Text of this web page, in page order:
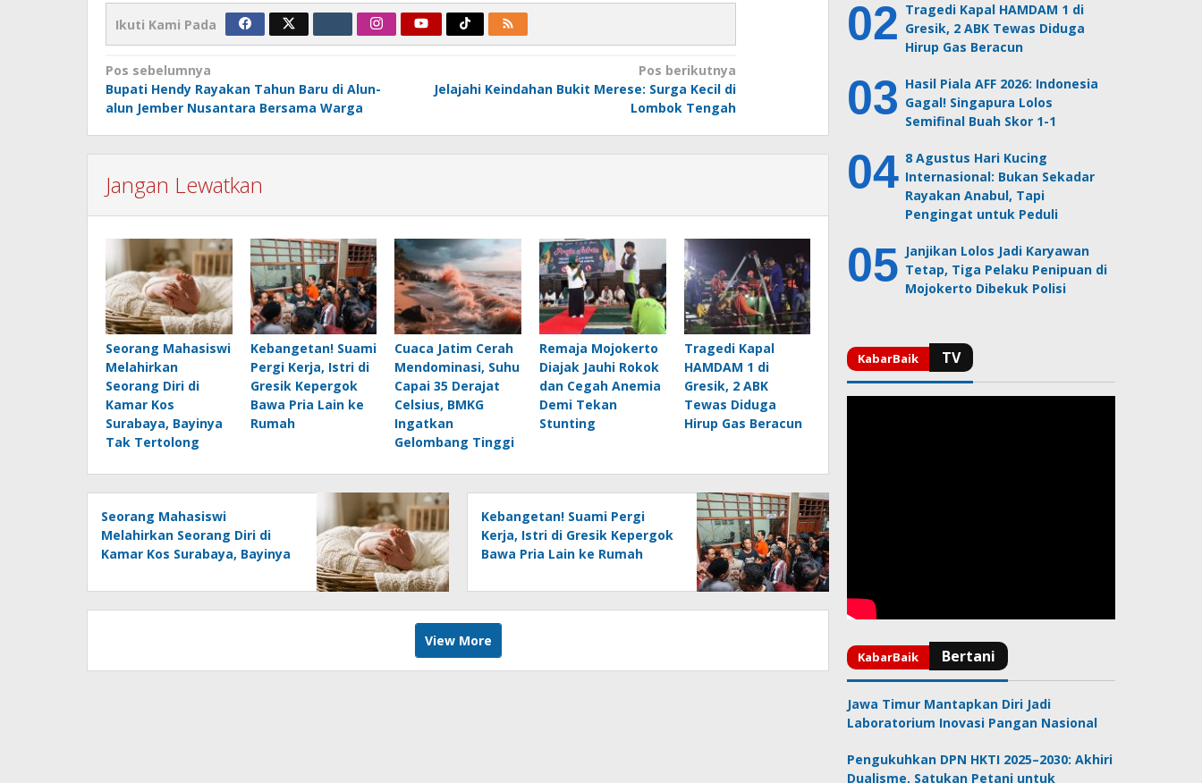
Ikuti Kami Pada
Navigasi
pos
Pos sebelumnya
Bupati Hendy Rayakan Tahun Baru di Alun-
alun Jember Nusantara Bersama Warga
Pos berikutnya
Jelajahi Keindahan Bukit Merese: Surga Kecil di
Lombok Tengah
Jangan Lewatkan
Seorang Mahasiswi
Melahirkan
Seorang Diri di
Kamar Kos
Surabaya, Bayinya
Tak Tertolong
Kebangetan! Suami
Pergi Kerja, Istri di
Gresik Kepergok
Bawa Pria Lain ke
Rumah
Cuaca Jatim Cerah
Mendominasi, Suhu
Capai 35 Derajat
Celsius, BMKG
Ingatkan
Gelombang Tinggi
Remaja Mojokerto
Diajak Jauhi Rokok
dan Cegah Anemia
Demi Tekan
Stunting
Tragedi Kapal
HAMDAM 1 di
Gresik, 2 ABK
Tewas Diduga
Hirup Gas Beracun
Seorang Mahasiswi
Melahirkan Seorang Diri di
Kamar Kos Surabaya, Bayinya
Kebangetan! Suami Pergi
Kerja, Istri di Gresik Kepergok
Bawa Pria Lain ke Rumah
View More
Tragedi Kapal HAMDAM 1 di
Gresik, 2 ABK Tewas Diduga
Hirup Gas Beracun
Hasil Piala AFF 2026: Indonesia
Gagal! Singapura Lolos
Semifinal Buah Skor 1-1
8 Agustus Hari Kucing
Internasional: Bukan Sekadar
Rayakan Anabul, Tapi
Pengingat untuk Peduli
Janjikan Lolos Jadi Karyawan
Tetap, Tiga Pelaku Penipuan di
Mojokerto Dibekuk Polisi
Jawa Timur Mantapkan Diri Jadi
Laboratorium Inovasi Pangan Nasional
Pengukuhkan DPN HKTI 2025–2030: Akhiri
Dualisme, Satukan Petani untuk